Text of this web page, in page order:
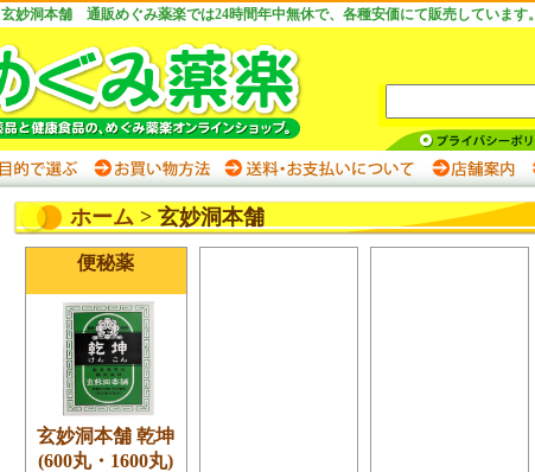
玄妙洞本舗 通販めぐみ薬楽では24時間年中無休で、各種安価にて販売しています。
ホーム> 玄妙洞本舗
便秘薬
玄妙洞本舗 乾坤
(600丸・1600丸)